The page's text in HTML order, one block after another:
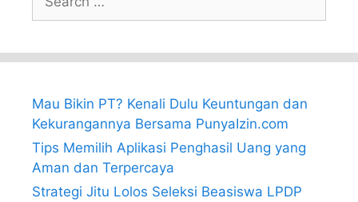
for:
Mau Bikin PT? Kenali Dulu Keuntungan dan
Kekurangannya Bersama PunyaIzin.com
Tips Memilih Aplikasi Penghasil Uang yang
Aman dan Terpercaya
Strategi Jitu Lolos Seleksi Beasiswa LPDP